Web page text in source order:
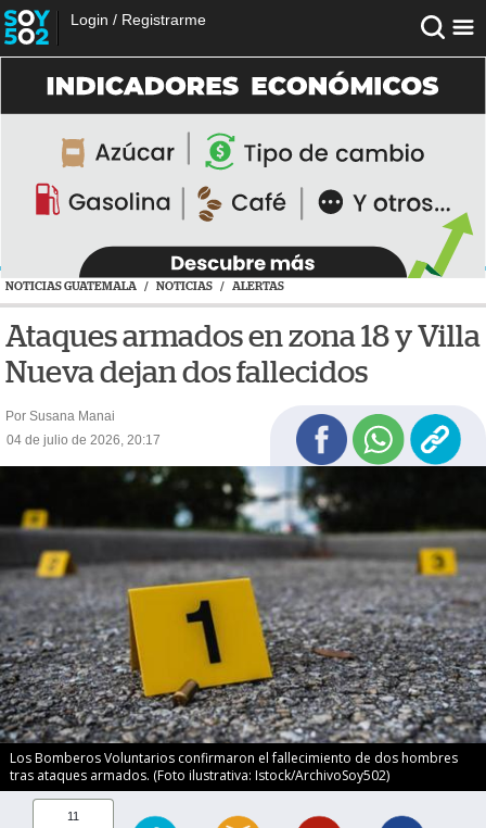
Login / Registrarme
NOTICIAS GUATEMALA / NOTICIAS / ALERTAS
Ataques armados en zona 18 y Villa
Nueva dejan dos fallecidos
Por Susana Manai
04 de julio de 2026, 20:17
Los Bomberos Voluntarios confirmaron el fallecimiento de dos hombres
tras ataques armados. (Foto ilustrativa: Istock/ArchivoSoy502)
11